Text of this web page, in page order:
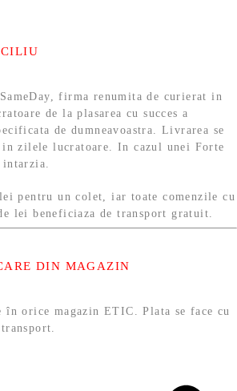
firma renumita de curierat in
de la plasarea cu succes a
de dumneavoastra. Livrarea se
zilele lucratoare. In cazul unei Forte
pentru un colet, iar toate comenzile cu
lei beneficiaza de transport gratuit.
DIN MAGAZIN
în orice magazin ETIC. Plata se face cu